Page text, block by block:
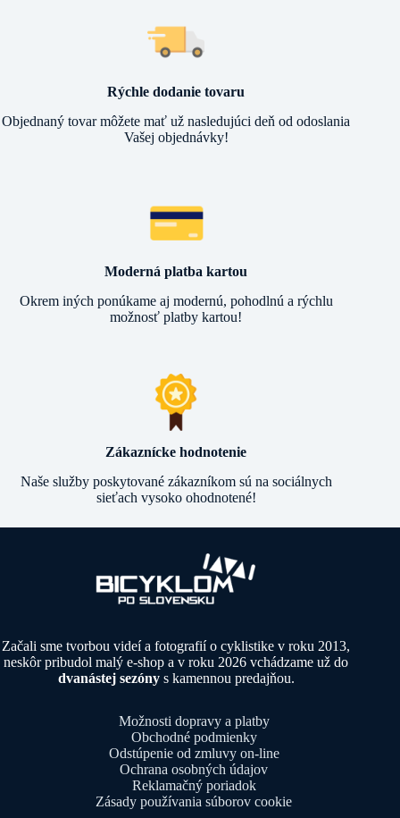
Rýchle dodanie tovaru
Objednaný tovar môžete mať už nasledujúci deň od odoslania
Vašej objednávky!
Moderná platba kartou
Okrem iných ponúkame aj modernú, pohodlnú a rýchlu
možnosť platby kartou!
Zákaznícke hodnotenie
Naše služby poskytované zákazníkom sú na sociálnych
sieťach vysoko ohodnotené!
Začali sme tvorbou videí a fotografií o cyklistike v roku 2013,
neskôr pribudol malý e-shop a v roku 2026 vchádzame už do
dvanástej sezónys kamennou predajňou.
Možnosti dopravy a platby
Obchodné podmienky
Odstúpenie od zmluvy on-line
Ochrana osobných údajov
Reklamačný poriadok
Zásady používania súborov cookie